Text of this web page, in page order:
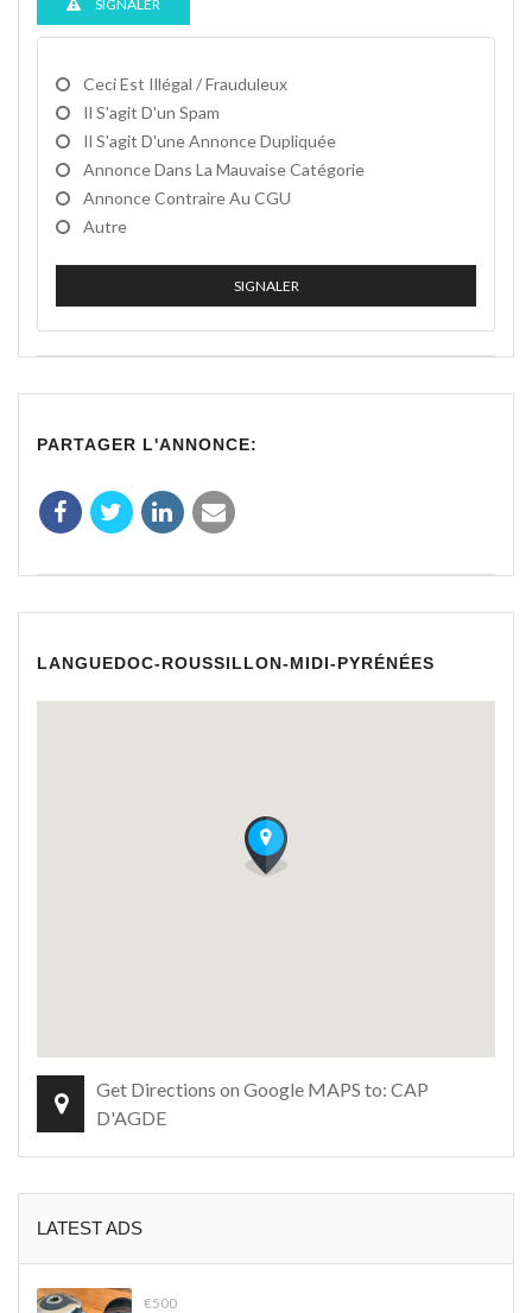
SIGNALER
Ceci Est Illégal / Frauduleux
Il S'agit D'un Spam
Il S'agit D'une Annonce Dupliquée
Annonce Dans La Mauvaise Catégorie
Annonce Contraire Au CGU
Autre
SIGNALER
PARTAGER L'ANNONCE:
LANGUEDOC-ROUSSILLON-MIDI-PYRÉNÉES
Get Directions on Google MAPS to: CAP
D'AGDE
LATEST ADS
€500